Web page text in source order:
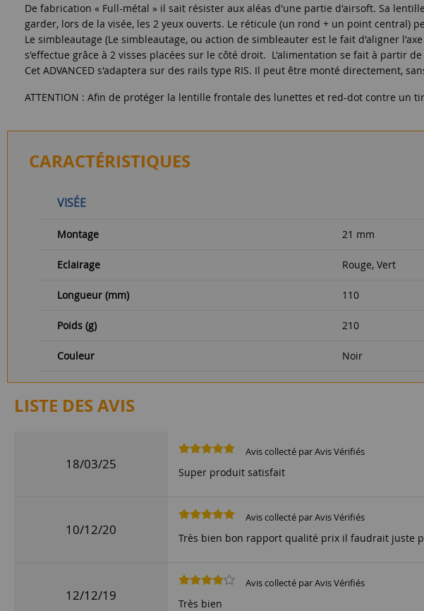
De fabrication « Full-métal » il sait résister aux aléas d'une partie d'airsoft. Sa
garder, lors de la visée, les 2 yeux ouverts. Le réticule (un rond + un point central)
Le simbleautage (Le simbleautage, ou action de simbleauter est le fait d'aligner
s'effectue grâce à 2 visses placées sur le côté droit. L'alimentation se fait à partir
Cet ADVANCED s'adaptera sur des rails type RIS. Il peut être monté directement,
ATTENTION : Afin de protéger la lentille frontale des lunettes et red-dot contre un
CARACTÉRISTIQUES
VISÉE
Montage 21 mm
Eclairage Rouge, Vert
Longueur (mm) 110
Poids (g) 210
Couleur Noir
LISTE DES AVIS
18/03/25
Avis collecté par Avis Vérifiés
Super produit satisfait
10/12/20
Avis collecté par Avis Vérifiés
Très bien bon rapport qualité prix il faudrait juste
12/12/19
Avis collecté par Avis Vérifiés
Très bien